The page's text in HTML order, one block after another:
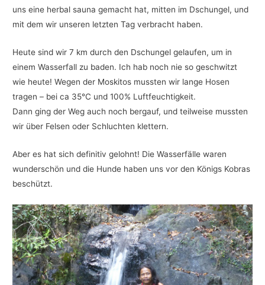
uns eine herbal sauna gemacht hat, mitten im Dschungel, und
mit dem wir unseren letzten Tag verbracht haben.
Heute sind wir 7 km durch den Dschungel gelaufen, um in
einem Wasserfall zu baden. Ich hab noch nie so geschwitzt
wie heute! Wegen der Moskitos mussten wir lange Hosen
tragen – bei ca 35°C und 100% Luftfeuchtigkeit.
Dann ging der Weg auch noch bergauf, und teilweise mussten
wir über Felsen oder Schluchten klettern.
Aber es hat sich definitiv gelohnt! Die Wasserfälle waren
wunderschön und die Hunde haben uns vor den Königs Kobras
beschützt.